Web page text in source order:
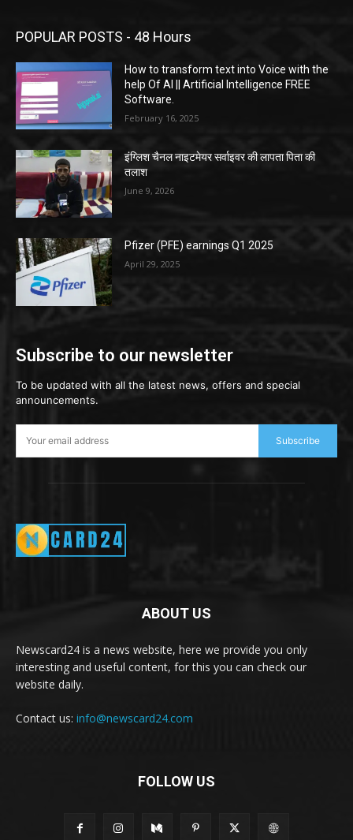
POPULAR POSTS - 48 Hours
How to transform text into Voice with the
help Of AI || Artificial Intelligence FREE
Software.
February 16, 2025
इंग्लिश चैनल नाइटमेयर सर्वाइवर की लापता पिता की
तलाश
June 9, 2026
Pfizer (PFE) earnings Q1 2025
April 29, 2025
Subscribe to our newsletter
To be updated with all the latest news, offers and special
announcements.
Subscribe
ABOUT US
Newscard24 is a news website, here we provide you only
interesting and useful content, for this you can check our
website daily.
Contact us: info@newscard24.com
FOLLOW US